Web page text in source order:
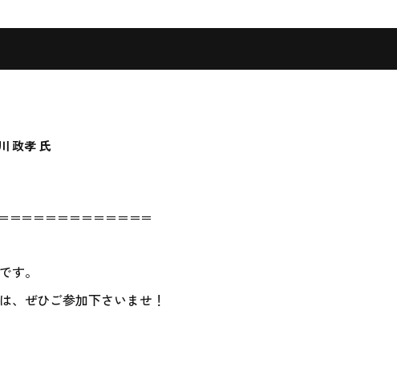
政孝 氏
＝＝＝＝＝＝＝＝＝＝＝＝
す。
、ぜひご参加下さいませ！